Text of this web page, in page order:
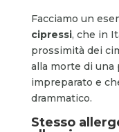
Facciamo un
cipressi, che in
prossimità dei
alla morte di una
impreparato e
drammatico.
Stesso